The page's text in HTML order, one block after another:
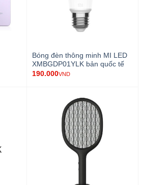
Bóng đèn thông minh MI LED
XMBGDP01YLK bản quốc tế
190.000VND